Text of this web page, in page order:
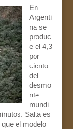
En
Argenti
na se
produc
e el 4,3
por
ciento
del
desmo
nte
mundi
Salta es
el modelo